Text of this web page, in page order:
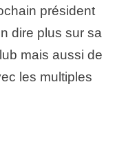
président
dire plus sur sa
mais aussi de
les multiples